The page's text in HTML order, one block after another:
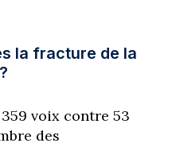
la fracture de la
voix contre 53
des